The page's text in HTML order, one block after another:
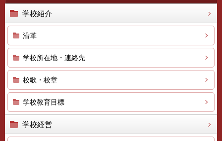
学校紹介
沿革
学校所在地・連絡先
校歌・校章
学校教育目標
学校経営